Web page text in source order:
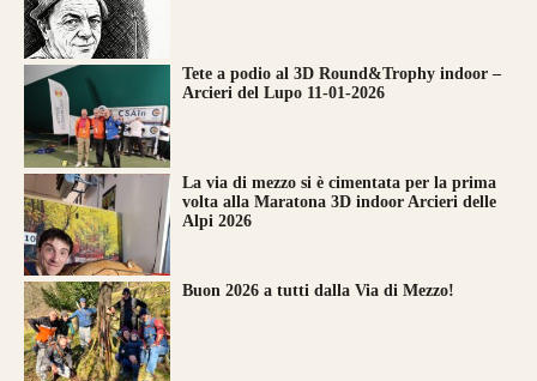
Tete a podio al 3D Round&Trophy indoor –
Arcieri del Lupo 11-01-2026
La via di mezzo si è cimentata per la prima
volta alla Maratona 3D indoor Arcieri delle
Alpi 2026
Buon 2026 a tutti dalla Via di Mezzo!